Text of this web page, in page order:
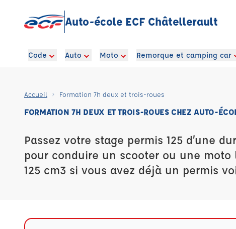
Auto-école ECF Châtellerault
Code Auto Moto Remorque et camping car
Accueil Formation 7h deux et trois-roues
FORMATION 7H DEUX ET TROIS-ROUES CHEZ AUTO-
Passez votre stage permis 125 d’une
pour conduire un scooter ou une moto
125 cm3 si vous avez déjà un permis